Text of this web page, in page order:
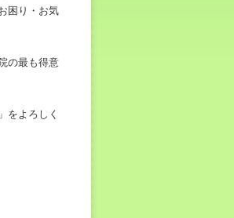
困り・お気
の最も得意
をよろしく